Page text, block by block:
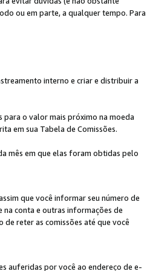
ou em parte, a qualquer tempo. Para
interno e criar e distribuir a
para o valor mais próximo na moeda
em sua Tabela de Comissões.
mês em que elas foram obtidas pelo
que você informar seu número de
na conta e outras informações de
de reter as comissões até que você
auferidas por você ao endereço de e-